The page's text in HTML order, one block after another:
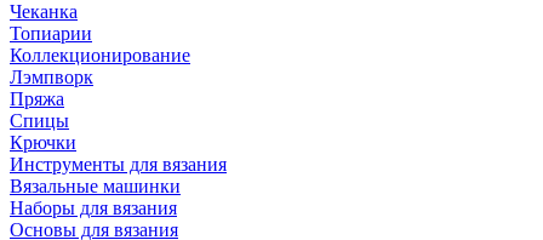
Чеканка
Топиарии
Коллекционирование
Лэмпворк
Пряжа
Спицы
Крючки
Инструменты для вязания
Вязальные машинки
Наборы для вязания
Основы для вязания